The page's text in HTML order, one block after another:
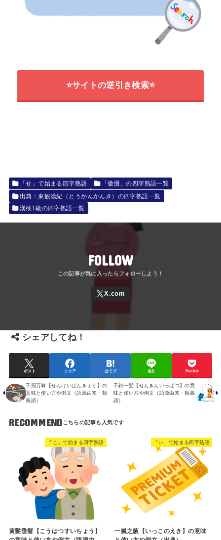
⭐サイトの逆引き検索⭐
「せ」で始まる四字熟語
「傲慢」の四字熟語一覧
出典：東観漢紀（とうかんかんき）の四字熟語一覧
漢検1級の四字熟語一覧
FOLLOW
シェアしてね！
ポスト シェア はてブ 送る Pocket
千荊万棘【せんけいばんきょく】の
意味と使い方や例文（語源由来・類
義語）
千鈞一髪【せんきんいっぱつ】の意
味と使い方や例文（語源由来・類義
語）
RECOMMEND
「こ」で始まる四字熟語
黄髪垂髫【こうはつすいちょう】
「い」で始まる四字熟語
一狐之腋【いっこのえき】の意味